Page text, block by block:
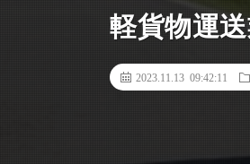
軽貨物運
2023.11.13 09:42:11